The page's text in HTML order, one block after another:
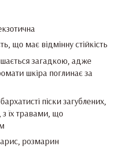
що має відмінну стійкість
загадкою, адже
шкіра поглинає за
піски загублених,
з їх травами, що
розмарин